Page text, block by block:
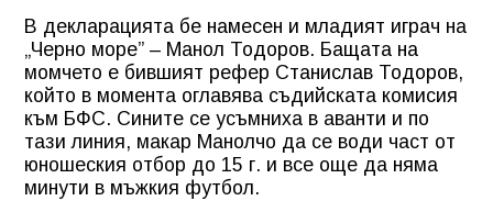
В декларацията бе намесен и младият играч на
„Черно море” – Манол Тодоров. Бащата на
момчето е бившият рефер Станислав Тодоров,
който в момента оглавява съдийската комисия
към БФС. Сините се усъмниха в аванти и по
тази линия, макар Манолчо да се води част от
юношеския отбор до 15 г. и все още да няма
минути в мъжкия футбол.